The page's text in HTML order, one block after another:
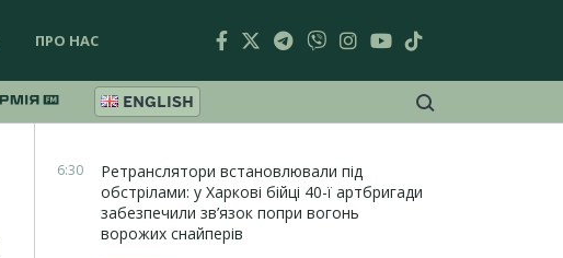
ПРО НАС
ENGLISH
6:30
Ретранслятори встановлювали під
обстрілами: у Харкові бійці 40-ї артбригади
забезпечили зв’язок попри вогонь
ворожих снайперів